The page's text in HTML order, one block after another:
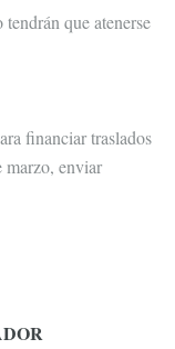
que atenerse
financiar traslados
marzo, enviar